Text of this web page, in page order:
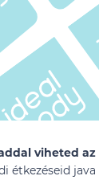
viheted az
étkezéseid java